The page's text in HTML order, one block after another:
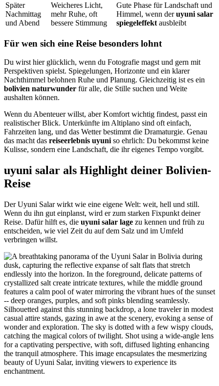
Später
Nachmittag
und Abend
Weicheres Licht,
mehr Ruhe, oft
bessere Stimmung
Gute Phase für Landschaft und
Himmel, wenn deruyuni salar
spiegeleffekt ausbleibt
Für wen sich eine Reise besonders lohnt
Du wirst hier glücklich, wenn du Fotografie magst und gern mit
Perspektiven spielst. Spiegelungen, Horizonte und ein klarer
Nachthimmel belohnen Ruhe und Planung. Gleichzeitig ist es ein
bolivien naturwunder für alle, die Stille suchen und Weite
aushalten können.
Wenn du Abenteuer willst, aber Komfort wichtig findest, passt ein
realistischer Blick. Unterkünfte im Altiplano sind oft einfach,
Fahrzeiten lang, und das Wetter bestimmt die Dramaturgie. Genau
das macht das reiseerlebnis uyuni so ehrlich: Du bekommst keine
Kulisse, sondern eine Landschaft, die ihr eigenes Tempo vorgibt.
uyuni salar als Highlight deiner Bolivien-
Reise
Der Uyuni Salar wirkt wie eine eigene Welt: weit, hell und still.
Wenn du ihn gut einplanst, wird er zum starken Fixpunkt deiner
Reise. Dafür hilft es, die uyuni salar lage zu kennen und früh zu
entscheiden, wie viel Zeit du auf dem Salz und im Umfeld
verbringen willst.